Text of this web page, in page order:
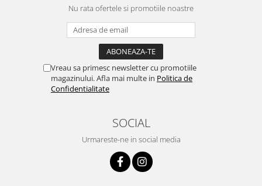
Nu rata ofertele si promotiile noastre
Vreau sa primesc newsletter cu promotiile
magazinului. Afla mai multe in Politica de
Confidentialitate
SOCIAL
Urmareste-ne in social media